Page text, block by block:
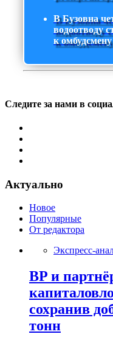
В Бузовна
водоотводу
к омбудсмену
Следите за нами в
Актуально
Новое
Популярные
От редактора
Экспресс-
BP и
сохранив
тонн